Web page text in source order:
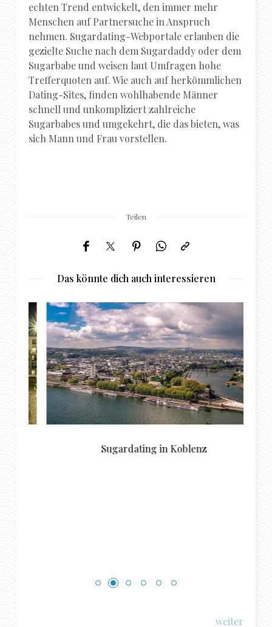
echten Trend entwickelt, den immer mehr
Menschen auf Partnersuche in Anspruch
nehmen. Sugardating-Webportale erlauben die
gezielte Suche nach dem Sugardaddy oder dem
Sugarbabe und weisen laut Umfragen hohe
Trefferquoten auf. Wie auch auf herkömmlichen
Dating-Sites, finden wohlhabende Männer
schnell und unkompliziert zahlreiche
Sugarbabes und umgekehrt, die das bieten, was
sich Mann und Frau vorstellen.
Teilen
Das könnte dich auch interessieren
Sugardating in Koblenz
weiter